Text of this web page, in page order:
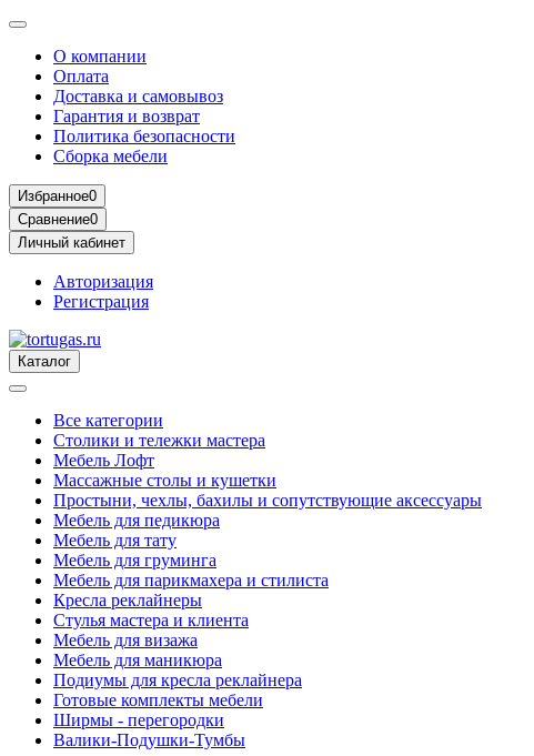
О компании
Оплата
Доставка и самовывоз
Гарантия и возврат
Политика безопасности
Сборка мебели
Избранное0
Сравнение0
Личный кабинет
Авторизация
Регистрация
Каталог
Все категории
Столики и тележки мастера
Мебель Лофт
Массажные столы и кушетки
Простыни, чехлы, бахилы и сопутствующие аксессуары
Мебель для педикюра
Мебель для тату
Мебель для груминга
Мебель для парикмахера и стилиста
Кресла реклайнеры
Стулья мастера и клиента
Мебель для визажа
Мебель для маникюра
Подиумы для кресла реклайнера
Готовые комплекты мебели
Ширмы - перегородки
Валики-Подушки-Тумбы